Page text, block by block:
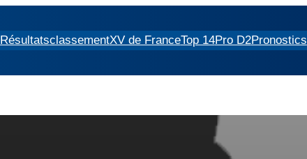
RésultatsclassementXV de FranceTop 14Pro D2Pronostics